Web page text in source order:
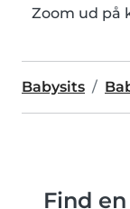
Zoom ud på
Babysits
Find